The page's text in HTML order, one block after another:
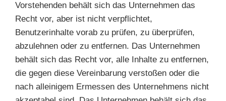
Vorstehenden behält sich das Unternehmen das
Recht vor, aber ist nicht verpflichtet,
Benutzerinhalte vorab zu prüfen, zu überprüfen,
abzulehnen oder zu entfernen. Das Unternehmen
behält sich das Recht vor, alle Inhalte zu entfernen,
die gegen diese Vereinbarung verstoßen oder die
nach alleinigem Ermessen des Unternehmens nicht